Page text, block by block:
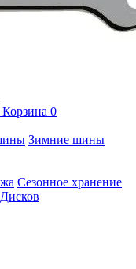
Корзина 0
Зимние шины
Сезонное хранение